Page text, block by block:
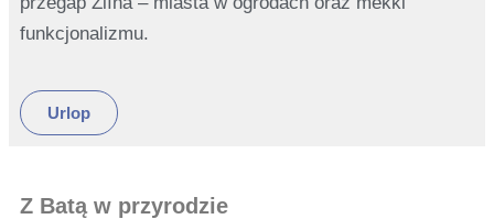
funkcjonalizmu.
Urlop
Z Batą w przyrodzie